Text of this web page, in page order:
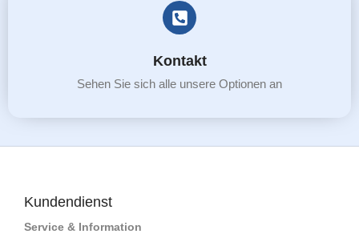
Kontakt
Sehen Sie sich alle unsere Optionen an
Kundendienst
Service & Information